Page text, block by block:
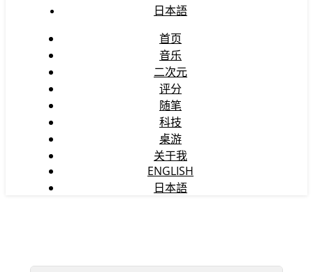
日本語
首页
音乐
二次元
评分
随笔
科技
桌游
关于我
ENGLISH
日本語